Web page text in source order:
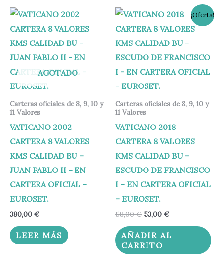
AGOTADO
Carteras oficiales de 8, 9, 10 y
11 Valores
VATICANO 2002
CARTERA 8 VALORES
KMS CALIDAD BU –
JUAN PABLO II – EN
CARTERA OFICIAL –
EUROSET.
380,00 €
LEER MÁS
¡Oferta!
Carteras oficiales de 8, 9, 10 y
11 Valores
VATICANO 2018
CARTERA 8 VALORES
KMS CALIDAD BU –
ESCUDO DE FRANCISCO
I – EN CARTERA OFICIAL
– EUROSET.
58,00€
El
precio
original
era:
58,00 €.
53,00 €
El
precio
actual
es:
53,00 €.
AÑADIR AL
CARRITO